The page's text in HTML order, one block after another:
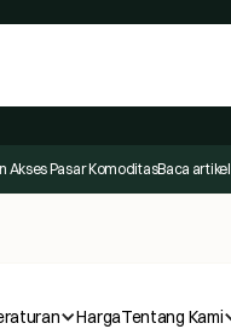
Akses Pasar KomoditasBaca artikel
HargaTentang Kami